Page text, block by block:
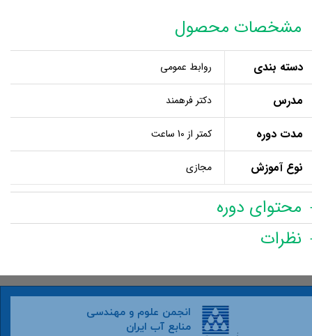
مشخصات محصول
دسته بندی روابط عمومی
مدرس دکتر فرهمند
مدت دوره کمتر از 10 ساعت
نوع آموزش مجازی
محتوای دوره
نظرات
انجمن علوم و مهندسی
منابع آب ایران